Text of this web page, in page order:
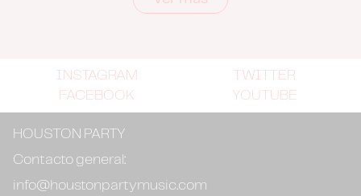
INSTAGRAM
TWITTER
FACEBOOK
YOUTUBE
HOUSTON PARTY
Contacto general:
info@houstonpartymusic.com